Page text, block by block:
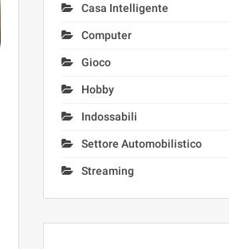
Casa Intelligente
Computer
Gioco
Hobby
Indossabili
Settore Automobilistico
Streaming